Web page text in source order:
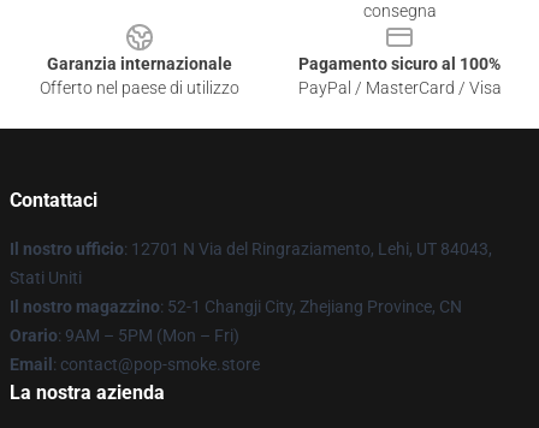
consegna
Garanzia internazionale
Offerto nel paese di utilizzo
Pagamento sicuro al 100%
PayPal / MasterCard / Visa
Contattaci
Il nostro ufficio: 12701 N Via del Ringraziamento, Lehi, UT 84043,
Stati Uniti
Il nostro magazzino: 52-1 Changji City, Zhejiang Province, CN
Orario: 9AM – 5PM (Mon – Fri)
Email : contact@pop-smoke.store
La nostra azienda